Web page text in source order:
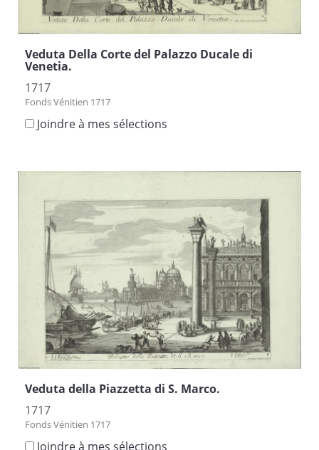
Veduta Della Corte del Palazzo Ducale di
Venetia.
1717
Fonds Vénitien 1717
Joindre à mes sélections
Veduta della Piazzetta di S. Marco.
1717
Fonds Vénitien 1717
Joindre à mes sélections